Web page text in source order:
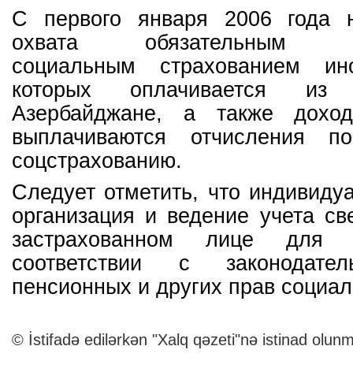
С первого января 2006 года
охвата обязательным
социальным страхованием
которых оплачивается из
Азербайджане, а также
выплачиваются отчисления
соцстрахованию.
Следует отметить, что
организация и ведение учета
застрахованном лице для
соответствии с
пенсионных и других прав
© İstifadə edilərkən "Xalq qəzeti"nə istinad